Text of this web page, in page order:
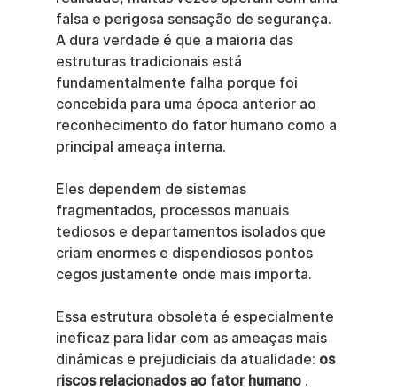
falsa e perigosa sensação de segurança.
A dura verdade é que a maioria das
estruturas tradicionais está
fundamentalmente falha porque foi
concebida para uma época anterior ao
reconhecimento do fator humano como a
principal ameaça interna.
Eles dependem de sistemas
fragmentados, processos manuais
tediosos e departamentos isolados que
criam enormes e dispendiosos pontos
cegos justamente onde mais importa.
Essa estrutura obsoleta é especialmente
ineficaz para lidar com as ameaças mais
dinâmicas e prejudiciais da atualidade: os
riscos relacionados ao fator humano .